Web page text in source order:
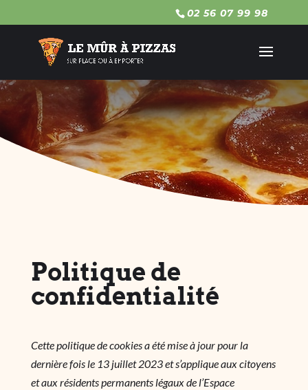
02 56 07 99 98
Politique de
confidentialité
Cette politique de cookies a été mise à jour pour la
dernière fois le 13 juillet 2023 et s’applique aux citoyens
et aux résidents permanents légaux de l’Espace